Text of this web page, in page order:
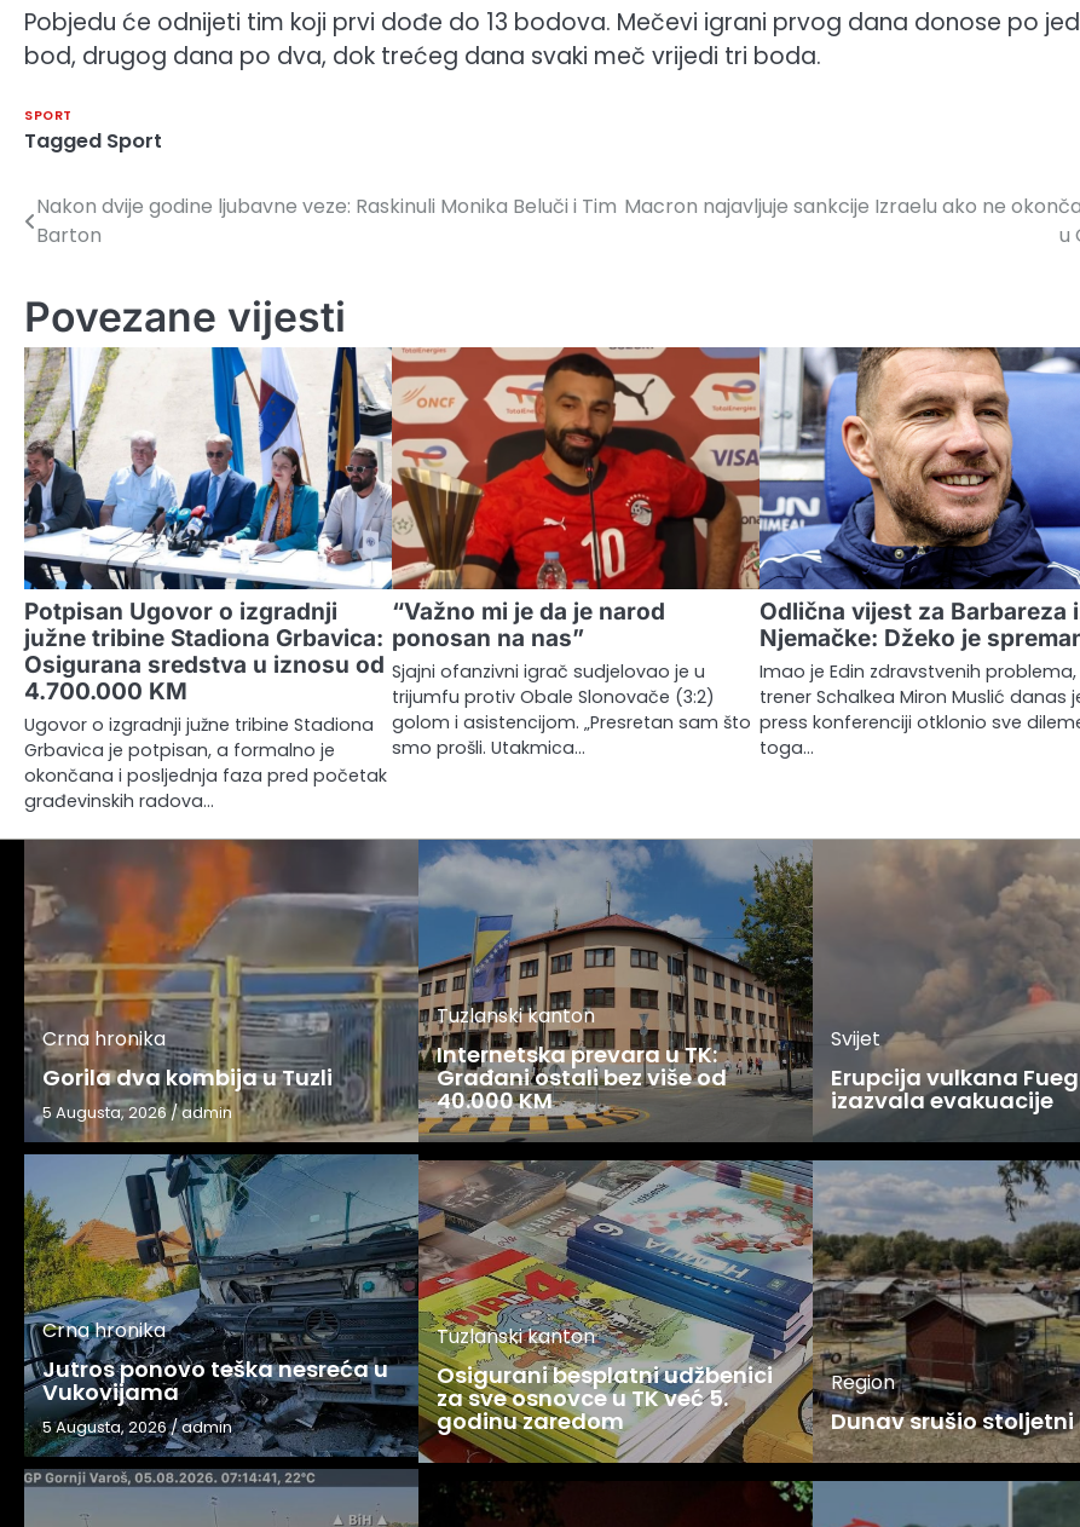
Pobjedu će odnijeti tim koji prvi dođe do 13 bodova. Mečevi igrani prvog dana donose po
bod, drugog dana po dva, dok trećeg dana svaki meč vrijedi tri boda.
SPORT
Tagged Sport
Navigacija
Nakon dvije godine ljubavne veze: Raskinuli Monika Beluči i Tim
Barton
Macron najavljuje sankcije Izraelu ako ne
u
Povezane vijesti
Potpisan Ugovor o izgradnji
južne tribine Stadiona Grbavica:
Osigurana sredstva u iznosu od
4.700.000 KM
Ugovor o izgradnji južne tribine Stadiona
Grbavica je potpisan, a formalno je
okončana i posljednja faza pred početak
građevinskih radova…
“Važno mi je da je narod
ponosan na nas”
Sjajni ofanzivni igrač sudjelovao je u
trijumfu protiv Obale Slonovače (3:2)
golom i asistencijom. „Presretan sam što
smo prošli. Utakmica…
Odlična vijest za Barbareza
Njemačke: Džeko je
Imao je Edin zdravstvenih problema,
trener Schalkea Miron Muslić danas
press konferenciji otklonio sve
toga…
Crna hronika
Gorila dva kombija u Tuzli
5 Augusta, 2026/admin
Crna hronika
Jutros ponovo teška nesreća u
Vukovijama
5 Augusta, 2026/admin
Tuzlanski kanton
Internetska prevara u TK:
Građani ostali bez više od
40.000 KM
Tuzlanski kanton
Osigurani besplatni udžbenici
za sve osnovce u TK već 5.
godinu zaredom
Svijet
Erupcija vulkana
izazvala evakuacije
Region
Dunav srušio stoljetni